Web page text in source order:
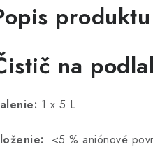
produktu
na
1 x 5 L
<5 % aniónové